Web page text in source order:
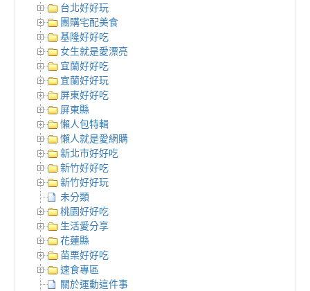
台北好好玩
團購宅配美食
基隆好好吃
女生就是愛漂亮
宜蘭好好吃
宜蘭好好玩
屏東好好吃
屏東縣
懶人包特輯
懶人就是愛網購
新北市好好吃
新竹好好吃
新竹好好玩
未分類
桃園好好吃
生活愛分享
花蓮縣
苗栗好好吃
速食專區
關於運動這件事